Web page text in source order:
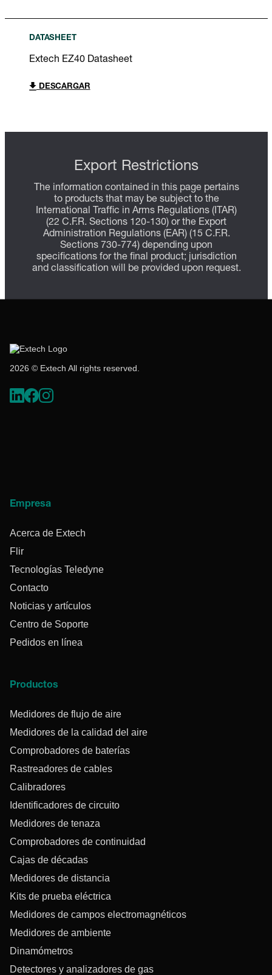
DATASHEET
Extech EZ40 Datasheet
DESCARGAR
Export Restrictions
The information contained in this page pertains
to products that may be subject to the
International Traffic in Arms Regulations (ITAR)
(22 C.F.R. Sections 120-130) or the Export
Administration Regulations (EAR) (15 C.F.R.
Sections 730-774) depending upon
specifications for the final product; jurisdiction
and classification will be provided upon request.
2026 © Extech All rights reserved.
Empresa
Acerca de Extech
Flir
Tecnologías Teledyne
Contacto
Noticias y artículos
Centro de Soporte
Pedidos en línea
Productos
Medidores de flujo de aire
Medidores de la calidad del aire
Comprobadores de baterías
Rastreadores de cables
Calibradores
Identificadores de circuito
Medidores de tenaza
Comprobadores de continuidad
Cajas de décadas
Medidores de distancia
Kits de prueba eléctrica
Medidores de campos electromagnéticos
Medidores de ambiente
Dinamómetros
Detectores y analizadores de gas